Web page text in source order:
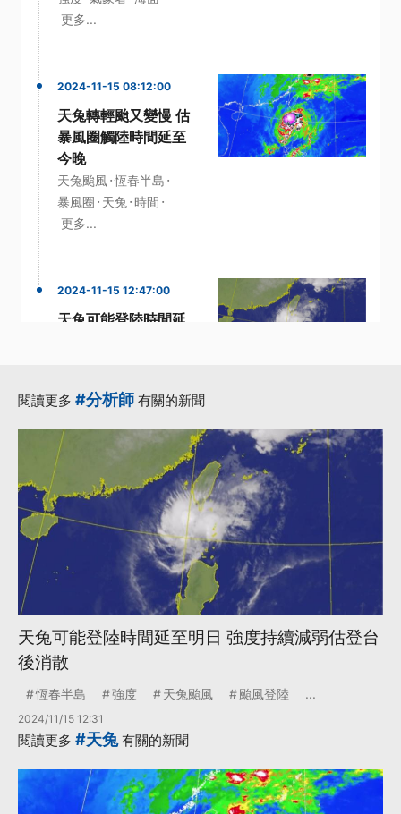
更多...
2024-11-15 08:12:00
天兔轉輕颱又變慢 估
暴風圈觸陸時間延至
今晚
天兔颱風·恆春半島 ·
暴風圈 · 天兔 ·時間 ·
更多...
2024-11-15 12:47:00
天兔可能登陸時間延
恆春半島·登陸·更多...
閱讀更多 #分析師 有關的新聞
天兔可能登陸時間延至明日 強度持續減弱估登台
後消散
恆春半島 強度 天兔颱風 颱風登陸 ...
2024/11/15 12:31
閱讀更多 #天兔有關的新聞